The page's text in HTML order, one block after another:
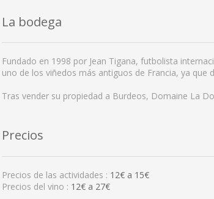
La bodega
Fundado en 1998 por Jean Tigana, futbolista
uno de los viñedos más antiguos de Francia, ya que
Tras vender su propiedad a Burdeos, Domaine La
Precios
Precios de las actividades : 12€ a 15€
Precios del vino : 12€ a 27€